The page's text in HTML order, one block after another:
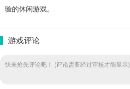
验的休闲游戏。
游戏评论
快来抢先评论吧！ (评论需要经过审核才能显示)